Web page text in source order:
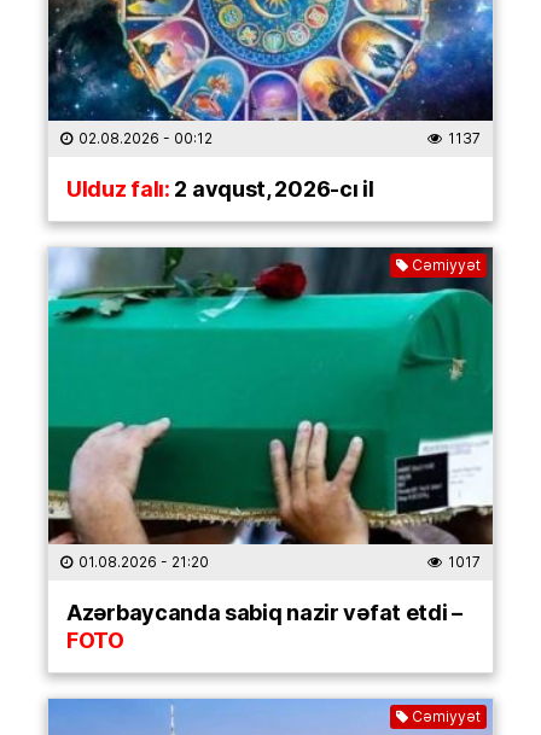
02.08.2026 - 00:12 1137
Ulduz falı:2 avqust, 2026-cı il
Cəmiyyət
01.08.2026 - 21:20 1017
Azərbaycanda sabiq nazir vəfat etdi –
FOTO
Cəmiyyət